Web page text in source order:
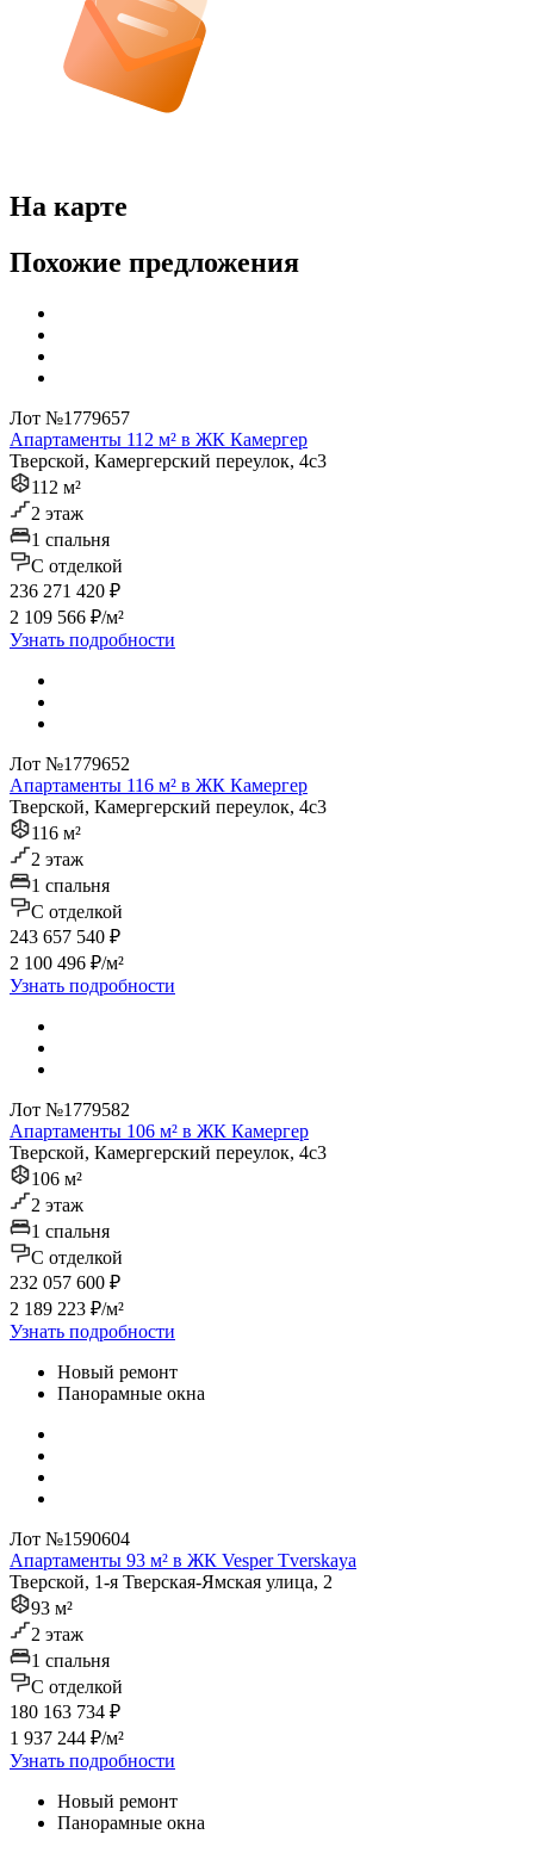
На карте
Похожие предложения
Лот №1779657
Апартаменты 112 м² в ЖК Камергер
Тверской, Камергерский переулок, 4с3
112 м²
2 этаж
1 спальня
C отделкой
236 271 420 ₽
2 109 566 ₽/м²
Узнать подробности
Лот №1779652
Апартаменты 116 м² в ЖК Камергер
Тверской, Камергерский переулок, 4с3
116 м²
2 этаж
1 спальня
C отделкой
243 657 540 ₽
2 100 496 ₽/м²
Узнать подробности
Лот №1779582
Апартаменты 106 м² в ЖК Камергер
Тверской, Камергерский переулок, 4с3
106 м²
2 этаж
1 спальня
C отделкой
232 057 600 ₽
2 189 223 ₽/м²
Узнать подробности
Новый ремонт
Панорамные окна
Лот №1590604
Апартаменты 93 м² в ЖК Vesper Tverskaya
Тверской, 1-я Тверская-Ямская улица, 2
93 м²
2 этаж
1 спальня
C отделкой
180 163 734 ₽
1 937 244 ₽/м²
Узнать подробности
Новый ремонт
Панорамные окна